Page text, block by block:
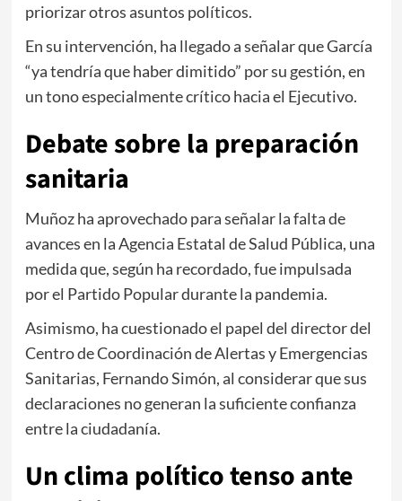
priorizar otros asuntos políticos.
En su intervención, ha llegado a señalar que García
“ya tendría que haber dimitido” por su gestión, en
un tono especialmente crítico hacia el Ejecutivo.
Debate sobre la preparación
sanitaria
Muñoz ha aprovechado para señalar la falta de
avances en la Agencia Estatal de Salud Pública, una
medida que, según ha recordado, fue impulsada
por el Partido Popular durante la pandemia.
Asimismo, ha cuestionado el papel del director del
Centro de Coordinación de Alertas y Emergencias
Sanitarias, Fernando Simón, al considerar que sus
declaraciones no generan la suficiente confianza
entre la ciudadanía.
Un clima político tenso ante